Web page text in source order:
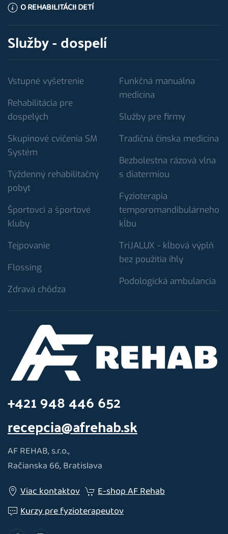
O REHABILITÁCII DETÍ
Služby - dospelí
Vstupné vyšetrenie
Rehabilitácia pre
dospelých
Skupinové cvičenia SM
Systém
Týždenný rehabilitačný
pobyt
Športovci a športové
kluby
Tejpovanie
Flossing
Zdravá chôdza
Funkčná manuálna
medicína
Služby pre firmy
Tradičná čínska medicína
Bezbolestna rázová vlna
s diatermiou
Fyzioterapia
temporomandibulárneho
kĺbu
TriJALUX - kĺbová výplň
bez použitia ihly
Podologická ambulancia
+421 948 446 652
recepcia@afrehab.sk
AF REHAB, s.r.o.,
Račianska 66, Bratislava
Viac kontaktov
E-shop AF Rehab
Kurzy pre fyzioterapeutov